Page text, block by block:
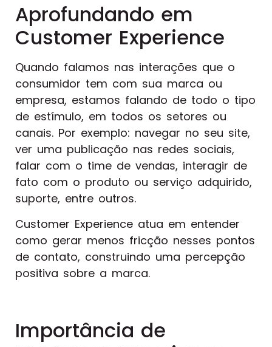
Aprofundando em
Customer Experience
Quando falamos nas interações que o
consumidor tem com sua marca ou
empresa, estamos falando de todo o tipo
de estímulo, em todos os setores ou
canais. Por exemplo: navegar no seu site,
ver uma publicação nas redes sociais,
falar com o time de vendas, interagir de
fato com o produto ou serviço adquirido,
suporte, entre outros.
Customer Experience atua em entender
como gerar menos fricção nesses pontos
de contato, construindo uma percepção
positiva sobre a marca.
Importância de